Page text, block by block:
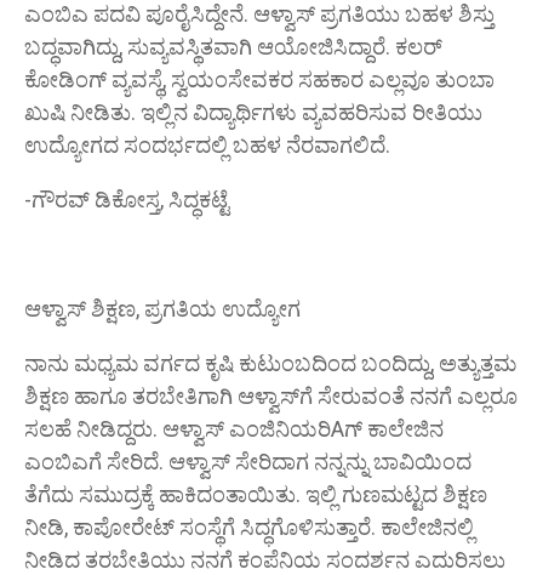
ಎಂಬಿಎ ಪದವಿ ಪೂರೈಸಿದ್ದೇನೆ. ಆಳ್ವಾಸ್ ಪ್ರಗತಿಯು ಬಹಳ ಶಿಸ್ತು
ಬದ್ಧವಾಗಿದ್ದು, ಸುವ್ಯವಸ್ಥಿತವಾಗಿ ಆಯೋಜಿಸಿದ್ದಾರೆ. ಕಲರ್
ಕೋಡಿಂಗ್ ವ್ಯವಸ್ಥೆ, ಸ್ವಯಂಸೇವಕರ ಸಹಕಾರ ಎಲ್ಲವೂ ತುಂಬಾ
ಖುಷಿ ನೀಡಿತು. ಇಲ್ಲಿನ ವಿದ್ಯಾರ್ಥಿಗಳು ವ್ಯವಹರಿಸುವ ರೀತಿಯು
ಉದ್ಯೋಗದ ಸಂದರ್ಭದಲ್ಲಿ ಬಹಳ ನೆರವಾಗಲಿದೆ.
-ಗೌರವ್ ಡಿಕೋಸ್ತ, ಸಿದ್ಧಕಟ್ಟೆ
ಆಳ್ವಾಸ್ ಶಿಕ್ಷಣ, ಪ್ರಗತಿಯ ಉದ್ಯೋಗ
ನಾನು ಮಧ್ಯಮ ವರ್ಗದ ಕೃಷಿ ಕುಟುಂಬದಿಂದ ಬಂದಿದ್ದು, ಅತ್ಯುತ್ತಮ
ಶಿಕ್ಷಣ ಹಾಗೂ ತರಬೇತಿಗಾಗಿ ಆಳ್ವಾಸ್‌ಗೆ ಸೇರುವಂತೆ ನನಗೆ ಎಲ್ಲರೂ
ಸಲಹೆ ನೀಡಿದ್ದರು. ಆಳ್ವಾಸ್ ಎಂಜಿನಿಯರಿAಗ್ ಕಾಲೇಜಿನ
ಎಂಬಿಎಗೆ ಸೇರಿದೆ. ಆಳ್ವಾಸ್ ಸೇರಿದಾಗ ನನ್ನನ್ನು ಬಾವಿಯಿಂದ
ತೆಗೆದು ಸಮುದ್ರಕ್ಕೆ ಹಾಕಿದಂತಾಯಿತು. ಇಲ್ಲಿ ಗುಣಮಟ್ಟದ ಶಿಕ್ಷಣ
ನೀಡಿ, ಕಾಪೋರೇಟ್ ಸಂಸ್ಥೆಗೆ ಸಿದ್ಧಗೊಳಿಸುತ್ತಾರೆ. ಕಾಲೇಜಿನಲ್ಲಿ
ನೀಡಿದ ತರಬೇತಿಯು ನನಗೆ ಕಂಪೆನಿಯ ಸಂದರ್ಶನ ಎದುರಿಸಲು